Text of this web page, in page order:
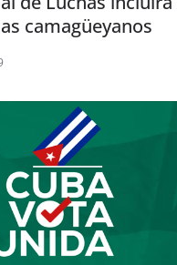
camagüeyanos